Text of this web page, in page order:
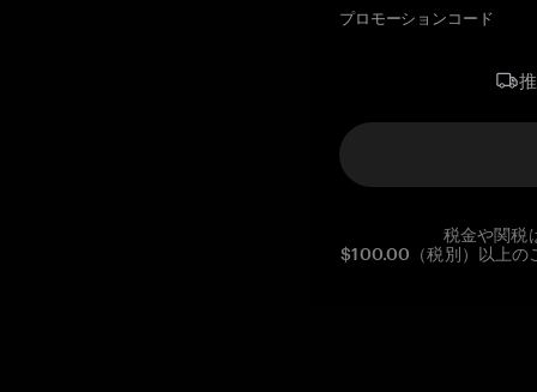
プロモーションコード
税金や関税
$100.00（税別）以上の